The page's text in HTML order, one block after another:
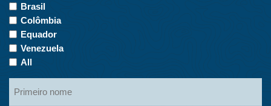
Brasil
Colômbia
Equador
Venezuela
All
nome